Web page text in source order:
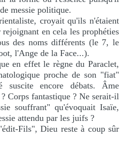
messie politique.
croyait qu'ils n'étaient
en cela les prophéties
des noms différents (le 7, le
l'Ange de la Face...).
en effet le règne du Paraclet,
proche de son "fiat"
suscite encore débats. Âme
Corps fantastique ? Ne serait-il
souffrant" qu'évoquait Isaïe,
attendu par les juifs ?
Fils", Dieu reste à coup sûr